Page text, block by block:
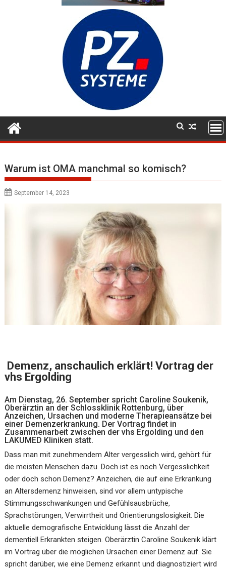
Warum ist OMA manchmal so komisch?
September 14, 2023
Demenz, anschaulich erklärt!Vortrag der
vhs Ergolding
Am Dienstag, 26. September spricht Caroline Soukenik,
Oberärztin an der Schlossklinik Rottenburg, über
Anzeichen, Ursachen und moderne Therapieansätze bei
einer Demenzerkrankung. Der Vortrag findet in
Zusammenarbeit zwischen der vhs Ergolding und den
LAKUMED Kliniken statt.
Dass man mit zunehmendem Alter vergesslich wird, gehört für
die meisten Menschen dazu. Doch ist es noch Vergesslichkeit
oder doch schon Demenz? Anzeichen, die auf eine Erkrankung
an Altersdemenz hinweisen, sind vor allem untypische
Stimmungsschwankungen und Gefühlsausbrüche,
Sprachstörungen, Verwirrtheit und Orientierungslosigkeit. Die
aktuelle demografische Entwicklung lässt die Anzahl der
dementiell Erkrankten steigen. Oberärztin Caroline Soukenik klärt
im Vortrag über die möglichen Ursachen einer Demenz auf. Sie
spricht darüber, wie eine Demenz erkannt und diagnostiziert wird